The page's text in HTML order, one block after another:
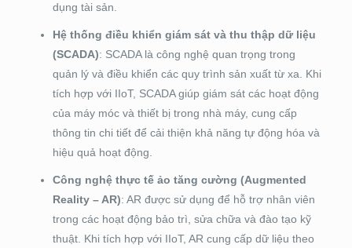
dụng tài sản.
Hệ thống điều khiển giám sát và thu thập dữ liệu
(SCADA): SCADA là công nghệ quan trọng trong
quản lý và điều khiển các quy trình sản xuất từ xa. Khi
tích hợp với IIoT, SCADA giúp giám sát các hoạt động
của máy móc và thiết bị trong nhà máy, cung cấp
thông tin chi tiết để cải thiện khả năng tự động hóa và
hiệu quả hoạt động.
Công nghệ thực tế ảo tăng cường (Augmented
Reality – AR): AR được sử dụng để hỗ trợ nhân viên
trong các hoạt động bảo trì, sửa chữa và đào tạo kỹ
thuật. Khi tích hợp với IIoT, AR cung cấp dữ liệu theo